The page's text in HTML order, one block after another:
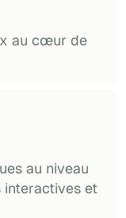
au cœur de
au niveau
interactives et